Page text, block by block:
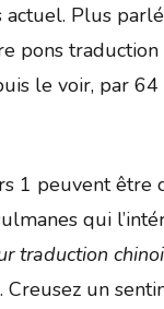
Plus
pons
le voir, par
1 peuvent
qui
traduction
un